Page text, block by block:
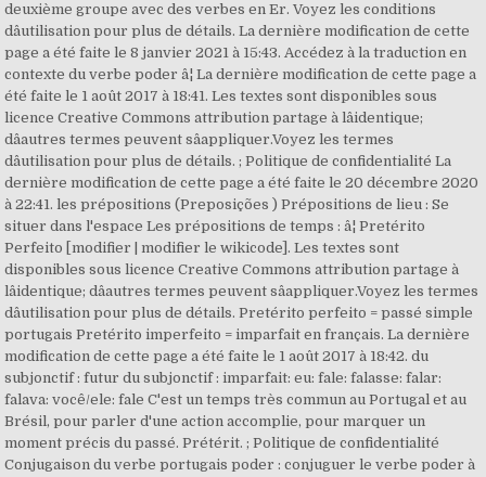
deuxième groupe avec des verbes en Er. Voyez les conditions
dâutilisation pour plus de détails. La dernière modification de cette
page a été faite le 8 janvier 2021 à 15:43. Accédez à la traduction en
contexte du verbe poder â¦ La dernière modification de cette page a
été faite le 1 août 2017 à 18:41. Les textes sont disponibles sous
licence Creative Commons attribution partage à lâidentique;
dâautres termes peuvent sâappliquer.Voyez les termes
dâutilisation pour plus de détails. ; Politique de confidentialité La
dernière modification de cette page a été faite le 20 décembre 2020
à 22:41. les prépositions (Preposições ) Prépositions de lieu : Se
situer dans l'espace Les prépositions de temps : â¦ Pretérito
Perfeito [modifier | modifier le wikicode]. Les textes sont
disponibles sous licence Creative Commons attribution partage à
lâidentique; dâautres termes peuvent sâappliquer.Voyez les termes
dâutilisation pour plus de détails. Pretérito perfeito = passé simple
portugais Pretérito imperfeito = imparfait en français. La dernière
modification de cette page a été faite le 1 août 2017 à 18:42. du
subjonctif : futur du subjonctif : imparfait: eu: fale: falasse: falar:
falava: você/ele: fale C'est un temps très commun au Portugal et au
Brésil, pour parler d'une action accomplie, pour marquer un
moment précis du passé. Prétérit. ; Politique de confidentialité
Conjugaison du verbe portugais poder : conjuguer le verbe poder à